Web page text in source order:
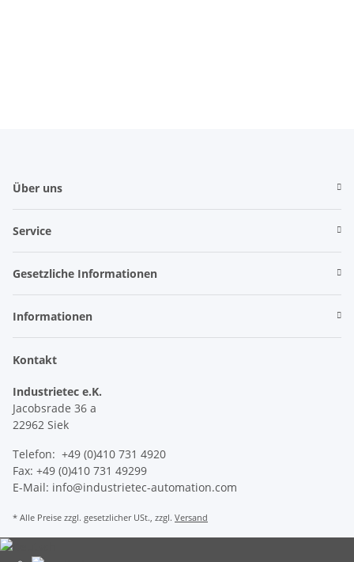
Über uns
Service
Gesetzliche Informationen
Informationen
Kontakt
Industrietec e.K.
Jacobsrade 36 a
22962 Siek
Telefon: +49 (0)410 731 4920
Fax: +49 (0)410 731 49299
E-Mail: info@industrietec-automation.com
* Alle Preise zzgl. gesetzlicher USt., zzgl. Versand